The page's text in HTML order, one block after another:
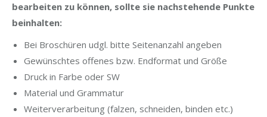
bearbeiten zu können, sollte sie nachstehende Punkte
beinhalten:
Bei Broschüren udgl. bitte Seitenanzahl angeben
Gewünschtes offenes bzw. Endformat und Größe
Druck in Farbe oder SW
Material und Grammatur
Weiterverarbeitung (falzen, schneiden, binden etc.)